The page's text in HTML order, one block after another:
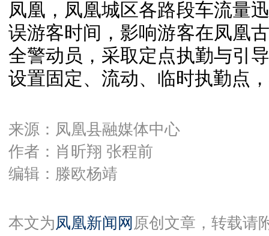
凤凰，凤凰城区各路段车流量
误游客时间，影响游客在凤凰
全警动员，采取定点执勤与引
设置固定、流动、临时执勤点
来源：凤凰县融媒体中心
作者：肖昕翔 张程前
编辑：滕欧杨靖
本文为凤凰新闻网 原创文章，转载请